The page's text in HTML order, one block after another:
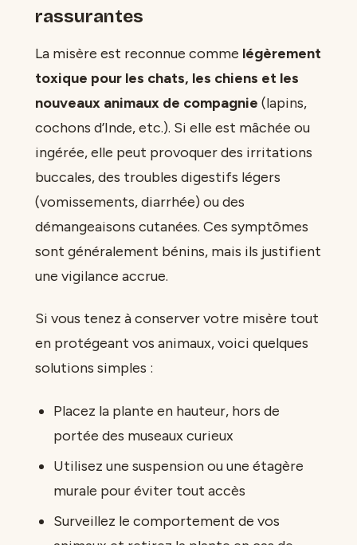
rassurantes
La misère est reconnue comme légèrement
toxique pour les chats, les chiens et les
nouveaux animaux de compagnie (lapins,
cochons d’Inde, etc.). Si elle est mâchée ou
ingérée, elle peut provoquer des irritations
buccales, des troubles digestifs légers
(vomissements, diarrhée) ou des
démangeaisons cutanées. Ces symptômes
sont généralement bénins, mais ils justifient
une vigilance accrue.
Si vous tenez à conserver votre misère tout
en protégeant vos animaux, voici quelques
solutions simples :
Placez la plante en hauteur, hors de
portée des museaux curieux
Utilisez une suspension ou une étagère
murale pour éviter tout accès
Surveillez le comportement de vos